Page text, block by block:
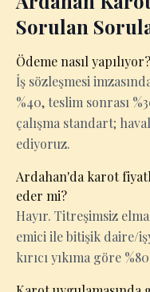
Sorulan
Ödeme nasıl yapılıyor?
İş sözleşmesi
%40, teslim sonrası
çalışma standart;
ediyoruz.
Ardahan'da karot
eder mi?
Hayır. Titreşimsiz
emici ile bitişik daire/
kırıcı yıkıma göre